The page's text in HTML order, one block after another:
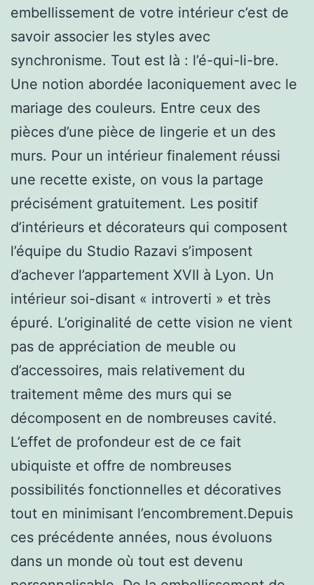
embellissement de votre intérieur c’est de
savoir associer les styles avec
synchronisme. Tout est là : l’é-qui-li-bre.
Une notion abordée laconiquement avec le
mariage des couleurs. Entre ceux des
pièces d’une pièce de lingerie et un des
murs. Pour un intérieur finalement réussi
une recette existe, on vous la partage
précisément gratuitement. Les positif
d’intérieurs et décorateurs qui composent
l’équipe du Studio Razavi s’imposent
d’achever l’appartement XVII à Lyon. Un
intérieur soi-disant « introverti » et très
épuré. L’originalité de cette vision ne vient
pas de appréciation de meuble ou
d’accessoires, mais relativement du
traitement même des murs qui se
décomposent en de nombreuses cavité.
L’effet de profondeur est de ce fait
ubiquiste et offre de nombreuses
possibilités fonctionnelles et décoratives
tout en minimisant l’encombrement.Depuis
ces précédente années, nous évoluons
dans un monde où tout est devenu